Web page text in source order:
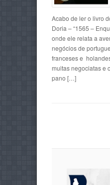
Acabo de ler o livro
Doria – “1565 –
onde ele relata a
negócios de
franceses e
muitas negociatas e
pano […]